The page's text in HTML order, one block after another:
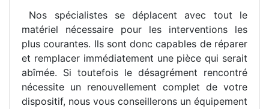
Nos spécialistes se déplacent avec tout le
matériel nécessaire pour les interventions les
plus courantes. Ils sont donc capables de réparer
et remplacer immédiatement une pièce qui serait
abîmée. Si toutefois le désagrément rencontré
nécessite un renouvellement complet de votre
dispositif, nous vous conseillerons un équipement